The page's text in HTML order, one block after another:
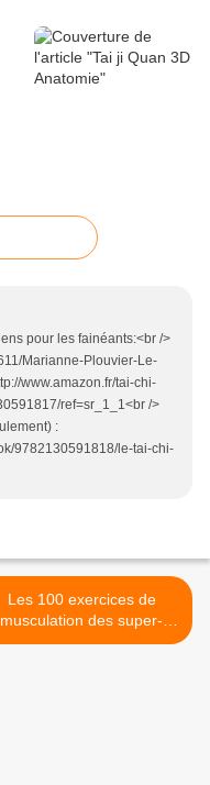
pour les fainéants:<br />
Marianne-Plouvier-Le-
www.amazon.fr/tai-chi-
ref=sr_1_1<br />
:
9782130591818/le-tai-chi-
Les 100 exercices de
musculation des super-
héros >